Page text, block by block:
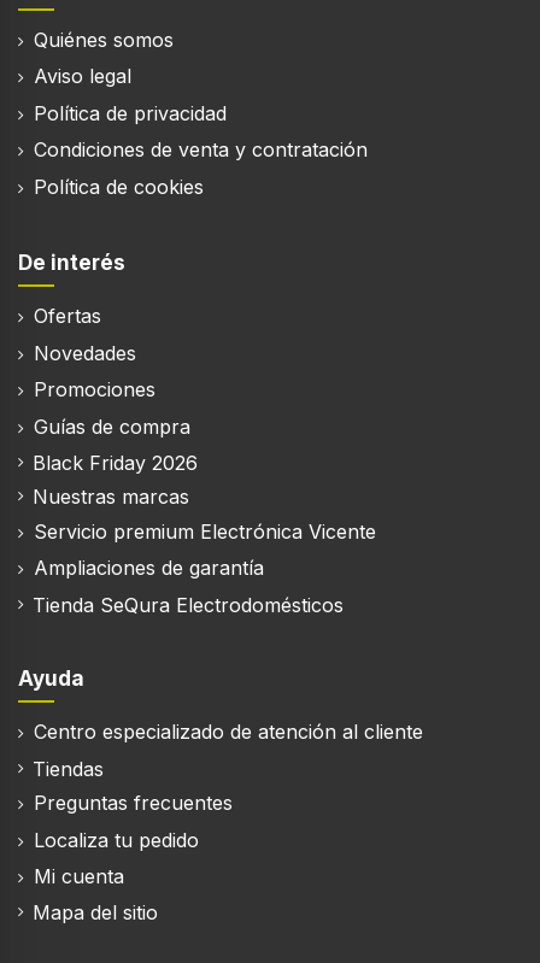
Quiénes somos
Aviso legal
Política de privacidad
Condiciones de venta y contratación
Política de cookies
De interés
Ofertas
Novedades
Promociones
Guías de compra
Black Friday 2026
Nuestras marcas
Servicio premium Electrónica Vicente
Ampliaciones de garantía
Tienda SeQura Electrodomésticos
Ayuda
Centro especializado de atención al cliente
Tiendas
Preguntas frecuentes
Localiza tu pedido
Mi cuenta
Mapa del sitio